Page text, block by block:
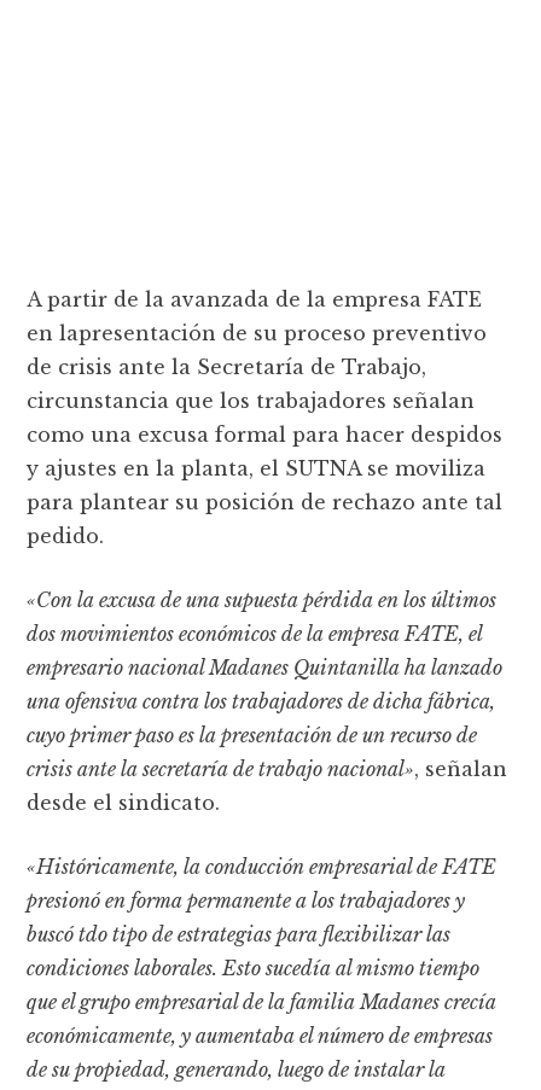
A partir de la avanzada de la empresa FATE
en lapresentación de su proceso preventivo
de crisis ante la Secretaría de Trabajo,
circunstancia que los trabajadores señalan
como una excusa formal para hacer despidos
y ajustes en la planta, el SUTNA se moviliza
para plantear su posición de rechazo ante tal
pedido.
«Con la excusa de una supuesta pérdida en los últimos
dos movimientos económicos de la empresa FATE, el
empresario nacional Madanes Quintanilla ha lanzado
una ofensiva contra los trabajadores de dicha fábrica,
cuyo primer paso es la presentación de un recurso de
crisis ante la secretaría de trabajo nacional», señalan
desde el sindicato.
«Históricamente, la conducción empresarial de FATE
presionó en forma permanente a los trabajadores y
buscó tdo tipo de estrategias para flexibilizar las
condiciones laborales. Esto sucedía al mismo tiempo
que el grupo empresarial de la familia Madanes crecía
económicamente, y aumentaba el número de empresas
de su propiedad, generando, luego de instalar la